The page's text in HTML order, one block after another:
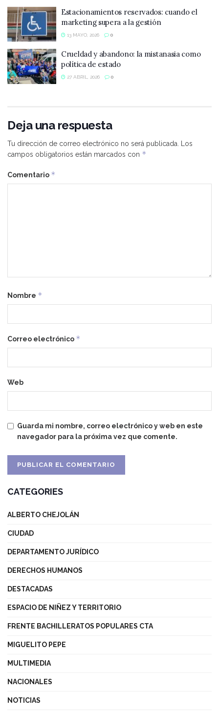
Estacionamientos reservados: cuando el
marketing supera a la gestión
13 MAYO, 2026 0
Crueldad y abandono: la mistanasia como
política de estado
27 ABRIL, 2026 0
Deja una respuesta
Tu dirección de correo electrónico no será publicada.
Los
campos obligatorios están marcados con *
Comentario *
Nombre *
Correo electrónico *
Web
Guarda mi nombre, correo electrónico y web en este
navegador para la próxima vez que comente.
CATEGORIES
ALBERTO CHEJOLÁN
CIUDAD
DEPARTAMENTO JURÍDICO
DERECHOS HUMANOS
DESTACADAS
ESPACIO DE NIÑEZ Y TERRITORIO
FRENTE BACHILLERATOS POPULARES CTA
MIGUELITO PEPE
MULTIMEDIA
NACIONALES
NOTICIAS